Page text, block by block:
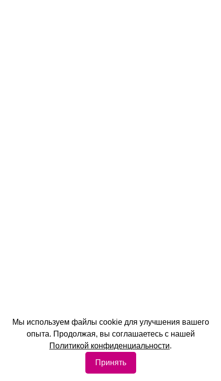
Мы используем файлы cookie для улучшения вашего
опыта. Продолжая, вы соглашаетесь с нашей
Политикой конфиденциальности.
Принять